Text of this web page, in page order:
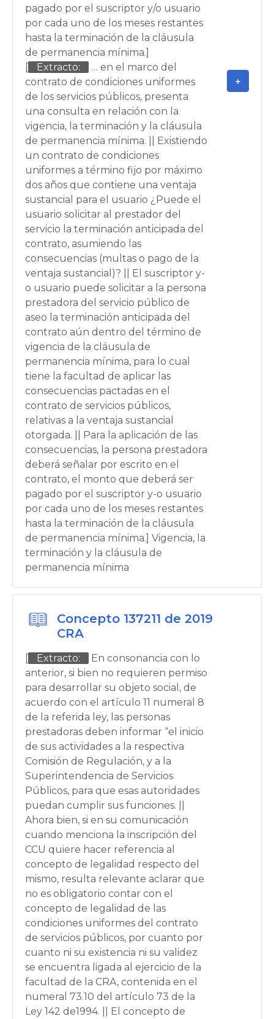
pagado por el suscriptor y/o usuario
por cada uno de los meses restantes
hasta la terminación de la cláusula
de permanencia mínima.]
[
Extracto:
… en el marco del
contrato de condiciones uniformes
de los servicios públicos, presenta
una consulta en relación con la
vigencia, la terminación y la cláusula
de permanencia mínima. || Existiendo
un contrato de condiciones
uniformes a término fijo por máximo
dos años que contiene una ventaja
sustancial para el usuario ¿Puede el
usuario solicitar al prestador del
servicio la terminación anticipada del
contrato, asumiendo las
consecuencias (multas o pago de la
ventaja sustancial)? || El suscriptor y-
o usuario puede solicitar a la persona
prestadora del servicio público de
aseo la terminación anticipada del
contrato aún dentro del término de
vigencia de la cláusula de
permanencia mínima, para lo cual
tiene la facultad de aplicar las
consecuencias pactadas en el
contrato de servicios públicos,
relativas a la ventaja sustancial
otorgada. || Para la aplicación de las
consecuencias, la persona prestadora
deberá señalar por escrito en el
contrato, el monto que deberá ser
pagado por el suscriptor y-o usuario
por cada uno de los meses restantes
hasta la terminación de la cláusula
de permanencia mínima.] Vigencia, la
terminación y la cláusula de
permanencia mínima
Concepto 137211 de 2019
CRA
[ Extracto:
En consonancia con lo
anterior, si bien no requieren permiso
para desarrollar su objeto social, de
acuerdo con el artículo 11 numeral 8
de la referida ley, las personas
prestadoras deben informar “el inicio
de sus actividades a la respectiva
Comisión de Regulación, y a la
Superintendencia de Servicios
Públicos, para que esas autoridades
puedan cumplir sus funciones. ||
Ahora bien, si en su comunicación
cuando menciona la inscripción del
CCU quiere hacer referencia al
concepto de legalidad respecto del
mismo, resulta relevante aclarar que
no es obligatorio contar con el
concepto de legalidad de las
condiciones uniformes del contrato
de servicios públicos, por cuanto por
cuanto ni su existencia ni su validez
se encuentra ligada al ejercicio de la
facultad de la CRA, contenida en el
numeral 73.10 del artículo 73 de la
Ley 142 de1994. || El concepto de